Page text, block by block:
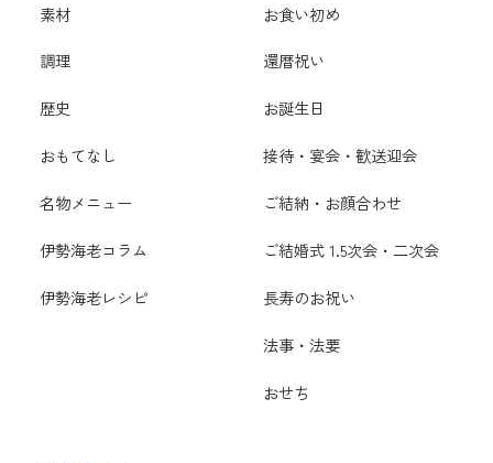
素材
調理
歴史
おもてなし
名物メニュー
伊勢海老コラム
伊勢海老レシピ
お食い初め
還暦祝い
お誕生日
接待・宴会・歓送迎会
ご結納・お顔合わせ
ご結婚式 1.5次会・二次会
長寿のお祝い
法事・法要
おせち